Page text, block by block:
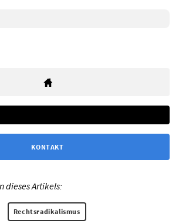
KONTAKT
dieses Artikels:
Rechtsradikalismus